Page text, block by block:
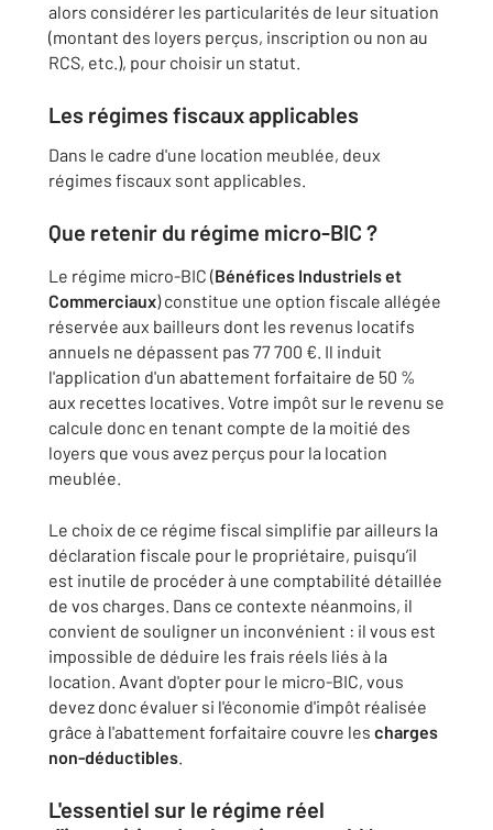
alors considérer les particularités de leur situation
(montant des loyers perçus, inscription ou non au
RCS, etc.), pour choisir un statut.
Les régimes fiscaux applicables
Dans le cadre d'une location meublée, deux
régimes fiscaux sont applicables.
Que retenir du régime micro-BIC ?
Le régime micro-BIC (Bénéfices Industriels et
Commerciaux) constitue une option fiscale allégée
réservée aux bailleurs dont les revenus locatifs
annuels ne dépassent pas 77 700 €. Il induit
l'application d'un abattement forfaitaire de 50 %
aux recettes locatives. Votre impôt sur le revenu se
calcule donc en tenant compte de la moitié des
loyers que vous avez perçus pour la location
meublée.
Le choix de ce régime fiscal simplifie par ailleurs la
déclaration fiscale pour le propriétaire, puisqu’il
est inutile de procéder à une comptabilité détaillée
de vos charges. Dans ce contexte néanmoins, il
convient de souligner un inconvénient : il vous est
impossible de déduire les frais réels liés à la
location. Avant d'opter pour le micro-BIC, vous
devez donc évaluer si l'économie d'impôt réalisée
grâce à l'abattement forfaitaire couvre les charges
non-déductibles.
L'essentiel sur le régime réel